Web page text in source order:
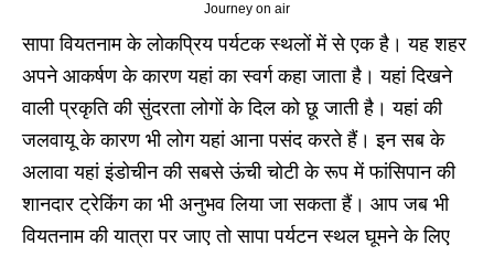
Journey on air
सापा वियतनाम के लोकप्रिय पर्यटक स्थलों में से एक है। यह शहर
अपने आकर्षण के कारण यहां का स्वर्ग कहा जाता है। यहां दिखने
वाली प्रकृति की सुंदरता लोगों के दिल को छू जाती है। यहां की
जलवायू के कारण भी लोग यहां आना पसंद करते हैं। इन सब के
अलावा यहां इंडोचीन की सबसे ऊंची चोटी के रूप में फांसिपान की
शानदार ट्रेकिंग का भी अनुभव लिया जा सकता हैं। आप जब भी
वियतनाम की यात्रा पर जाए तो सापा पर्यटन स्थल घूमने के लिए